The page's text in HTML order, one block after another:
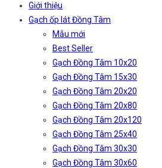
Giới thiệu
Gạch ốp lát Đồng Tâm
Mẫu mới
Best Seller
Gạch Đồng Tâm 10x20
Gạch Đồng Tâm 15x30
Gạch Đồng Tâm 20x20
Gạch Đồng Tâm 20x80
Gạch Đồng Tâm 20x120
Gạch Đồng Tâm 25x40
Gạch Đồng Tâm 30x30
Gạch Đồng Tâm 30x60